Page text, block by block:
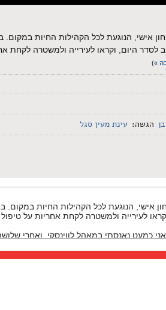
אישי, הנוגעת לכל הקהילות החיות במקום.
שוב לסדר היום, וקראו לעירייה ולמשטרה
»
)
הגשה: עינת מעין סגל
אישי, הנוגעת לכל הקהילות החיות במקום.
לעירייה ולמשטרה לקחת אחריות על
כמעט נאנסתי במאהל לווינסקי, ואחרי